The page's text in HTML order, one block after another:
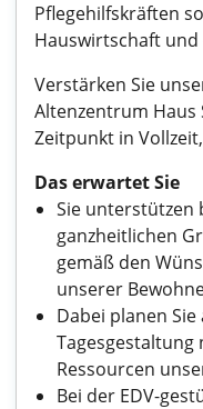
Pflegehilfskräften
Hauswirtschaft und
Verstärken Sie
Altenzentrum Haus
Zeitpunkt in
Das erwartet Sie
Sie unterstützen
ganzheitlichen
gemäß den
unserer
Dabei planen
Tagesgestaltung
Ressourcen
Bei der EDV-